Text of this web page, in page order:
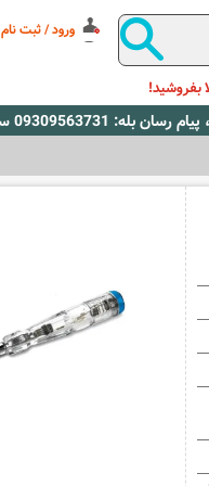
ورود / ثبت نام
بفروشید!